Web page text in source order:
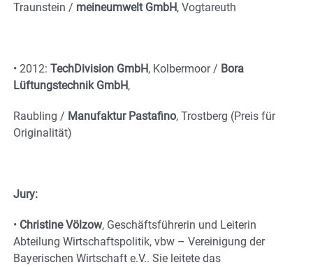
Traunstein / meineumwelt GmbH, Vogtareuth
• 2012: TechDivision GmbH, Kolbermoor / Bora
Lüftungstechnik GmbH,
Raubling / Manufaktur Pastafino, Trostberg (Preis für
Originalität)
Jury:
• Christine Völzow, Geschäftsführerin und Leiterin
Abteilung Wirtschaftspolitik, vbw – Vereinigung der
Bayerischen Wirtschaft e.V.. Sie leitete das